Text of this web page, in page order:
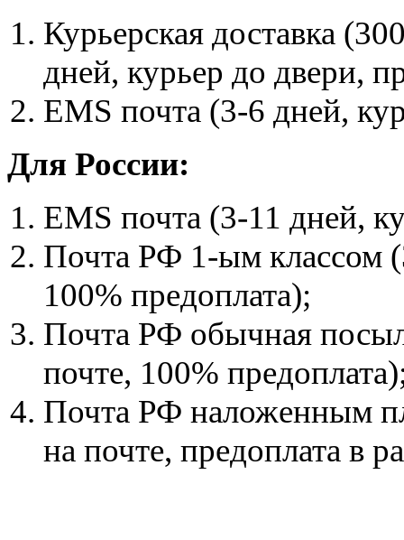
Курьерская доставка
дней, курьер до двери,
EMS почта (3-6 дней,
Для России:
EMS почта (3-11 дней,
Почта РФ 1-ым классом
100% предоплата);
Почта РФ обычная
почте, 100%
Почта РФ наложенным
на почте, предоплата в